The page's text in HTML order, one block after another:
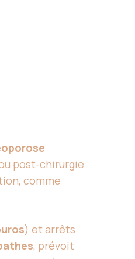
post-chirurgie
comme
) et arrêts
, prévoit